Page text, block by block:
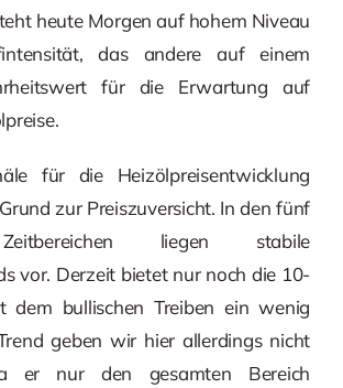
heute Morgen auf hohem Niveau
das andere auf einem
für die Erwartung auf
für die Heizölpreisentwicklung
zur Preiszuversicht. In den fünf
liegen stabile
vor. Derzeit bietet nur noch die 10-
dem bullischen Treiben ein wenig
geben wir hier allerdings nicht
er nur den gesamten Bereich